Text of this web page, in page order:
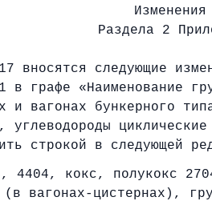
Раздела 2
вносятся следующие
графе «Наименование
и вагонах бункерного
углеводороды
строкой в следующей
4404, кокс, полукокс
(в вагонах-цистернах),